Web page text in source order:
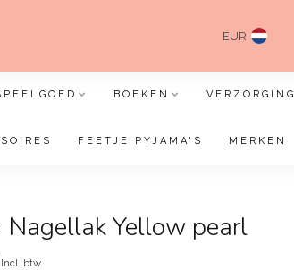
EUR
BOEKEN VERZORGING
FEETJE PYJAMA'S MERKEN
Nagellak Yellow pearl
Incl. btw